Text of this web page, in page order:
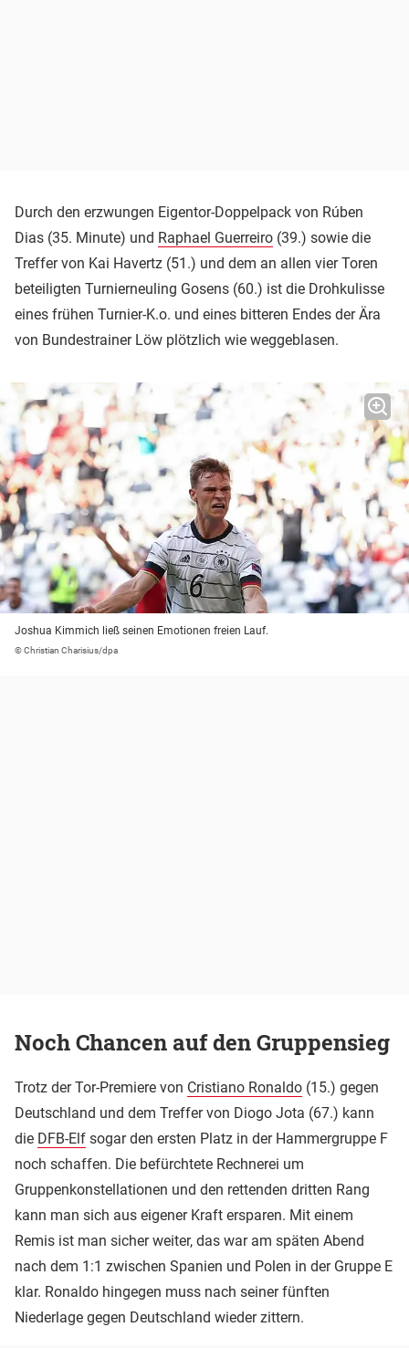
Durch den erzwungen Eigentor-Doppelpack von Rúben
Dias (35. Minute) und Raphael Guerreiro (39.) sowie die
Treffer von Kai Havertz (51.) und dem an allen vier Toren
beteiligten Turnierneuling Gosens (60.) ist die Drohkulisse
eines frühen Turnier-K.o. und eines bitteren Endes der Ära
von Bundestrainer Löw plötzlich wie weggeblasen.
Joshua Kimmich ließ seinen Emotionen freien Lauf.
© Christian Charisius/dpa
Noch Chancen auf den Gruppensieg
Trotz der Tor-Premiere von Cristiano Ronaldo (15.) gegen
Deutschland und dem Treffer von Diogo Jota (67.) kann
die DFB-Elf sogar den ersten Platz in der Hammergruppe F
noch schaffen. Die befürchtete Rechnerei um
Gruppenkonstellationen und den rettenden dritten Rang
kann man sich aus eigener Kraft ersparen. Mit einem
Remis ist man sicher weiter, das war am späten Abend
nach dem 1:1 zwischen Spanien und Polen in der Gruppe E
klar. Ronaldo hingegen muss nach seiner fünften
Niederlage gegen Deutschland wieder zittern.